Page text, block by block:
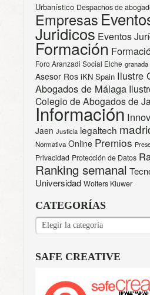
Urbanístico Despachos de
Empresas
Juridicos Eventos
Formación
Foro Aranzadi Social Elche granada
Asesor Ros iKN Spain Ilustre
Abogados de Málaga
Colegio de Abogados de
Información
Jaen Justicia legaltech
Normativa Online Premios
Privacidad Protección de Datos
Ranking semanal
Universidad Wolters Kluwer
CATEGORÍAS
CATEGORÍAS
SAFE CREATIVE